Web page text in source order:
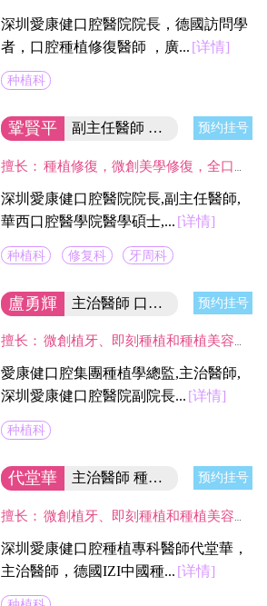
深圳愛康健口腔醫院院長，德國訪問學
者，口腔種植修復醫師 ，廣... [详情]
种植科
鞏賢平 副主任醫師 醫院院長/碩士 预约挂号
擅长： 種植修復，微創美學修復，全口咬合重建等；熟練應用口腔顯微鏡並在顯微放大設備下進行種植手術、牙周美學手術及各類修復操作。熟練處理牙周病及牙體缺失、四環素、氟斑牙的全口美學修復工作，對於顯微治療有深入研究，具有豐富的口腔全科診療經驗。
深圳愛康健口腔醫院院長,副主任醫師,
華西口腔醫學院醫學碩士,... [详情]
种植科 修复科 牙周科
盧勇輝 主治醫師 口腔醫院副院長 预约挂号
擅长： 微創植牙、即刻種植和種植美容修復，數值化植牙，即刻修復及各種復雜種植、植骨術，半口植牙，全口無牙種植牙，在口腔種植及修復方面有豐富的臨床經驗。
愛康健口腔集團種植學總監,主治醫師,
深圳愛康健口腔醫院副院長... [详情]
种植科
代堂華 主治醫師 種植專業副主任 预约挂号
擅长： 微創植牙、即刻種植和種植美容修復，即刻修復及各種復雜種植、植骨術。在微創種植，種植骨增量手術方面積累了大量經驗，多次參加省及國內的學術會議並發表演講，長期擔任愛康健齒科集團VIP種植中心臨床指導老師。
深圳愛康健口腔種植專科醫師代堂華，
主治醫師，德國IZI中國種... [详情]